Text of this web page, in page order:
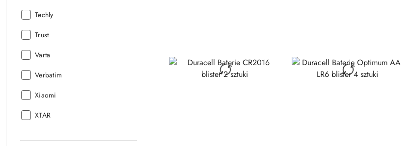
Producent:
Techly
Producent:
Trust
Producent:
Varta
Producent:
Verbatim
Producent:
Xiaomi
Producent:
XTAR